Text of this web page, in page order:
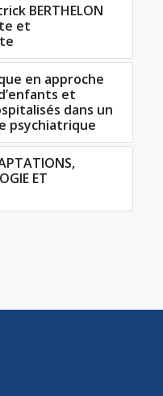
BERTHELON
et
en approche
et
dans un
psychiatrique
ET